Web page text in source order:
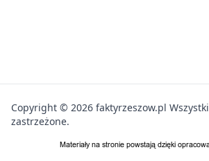
Copyright © 2026 faktyrzeszow.pl
zastrzeżone.